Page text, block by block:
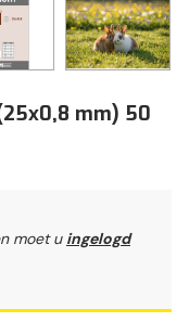
mm) 50
moet u ingelogd